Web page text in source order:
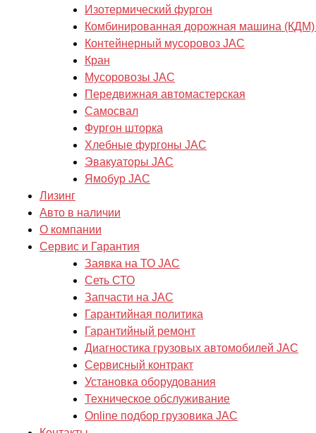
Изотермический фургон
Комбинированная дорожная машина
Контейнерный мусоровоз JAC
Кран
Мусоровозы JAC
Передвижная автомастерская
Самосвал
Фургон шторка
Хлебные фургоны JAC
Эвакуаторы JAC
Ямобур JAC
Лизинг
Авто в наличии
О компании
Сервис и Гарантия
Заявка на ТО JAC
Сеть СТО
Запчасти на JAC
Гарантийная политика
Гарантийный ремонт
Диагностика грузовых автомобилей JAC
Сервисный контракт
Установка оборудования
Техническое обслуживание
Online подбор грузовика JAC